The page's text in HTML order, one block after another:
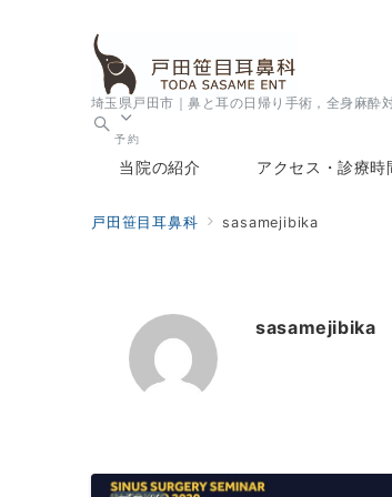
埼玉県戸田市｜鼻と耳の日帰り手術，全身麻酔
予約
当院の紹介 アクセス・診療時
戸田笹目耳鼻科 sasamejibika
sasamejibika